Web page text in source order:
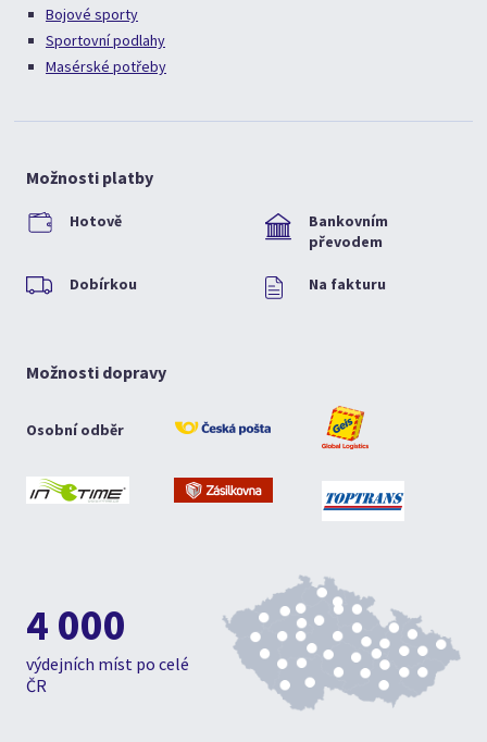
Bojové sporty
Sportovní podlahy
Masérské potřeby
Možnosti platby
Hotově
Bankovním
převodem
Dobírkou Na fakturu
Možnosti dopravy
Osobní odběr
4 000
výdejních míst po celé
ČR